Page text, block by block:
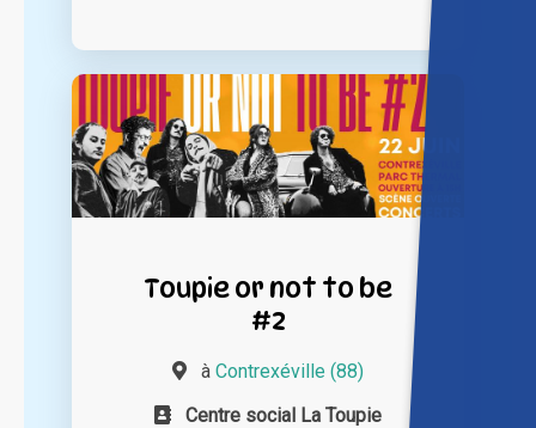
Toupie or not to be
#2
à Contrexéville (88)
Centre social La Toupie